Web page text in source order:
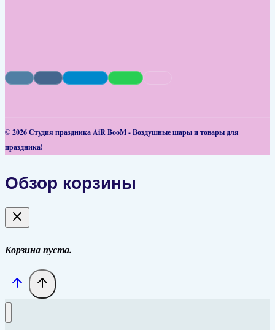
© 2026 Студия праздника AiR BooM - Воздушные шары и товары для
праздника!
Обзор корзины
Корзина пуста.